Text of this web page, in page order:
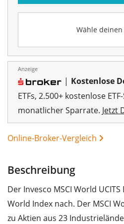
Wähle
Anzeige
| Kostenlose
ETFs, 2.500+ kostenlose
monatlicher Sparrate. Jetzt
Online-Broker-Vergleich
Beschreibung
Der Invesco MSCI World UCITS
World Index nach. Der MSCI
zu Aktien aus 23